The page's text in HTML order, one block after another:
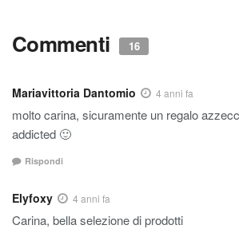
Commenti 16
Mariavittoria Dantomio 4 anni fa
molto carina, sicuramente un regalo
addicted 🙂
Rispondi
Elyfoxy 4 anni fa
Carina, bella selezione di prodotti